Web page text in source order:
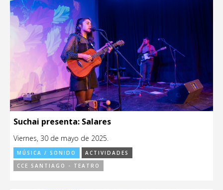
Suchai presenta: Salares
Viernes, 30 de mayo de 2025.
MÚSICA / SONIDO
ACTIVIDADES
CCE SANTIAGO - TEATRO